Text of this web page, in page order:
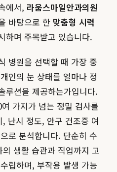
에서, 라움스마일안과의원
바탕으로 한 맞춤형 시력
하며 주목받고 있습니다.
병원을 선택할 때 가장 중
인의 눈 상태를 얼마나 정
루션을 제공하는가입니다.
가지가 넘는 정밀 검사를
난시 정도, 안구 건조증 여
로 분석합니다. 단순히 수
생활 습관과 직업까지 고
립하며, 부작용 발생 가능